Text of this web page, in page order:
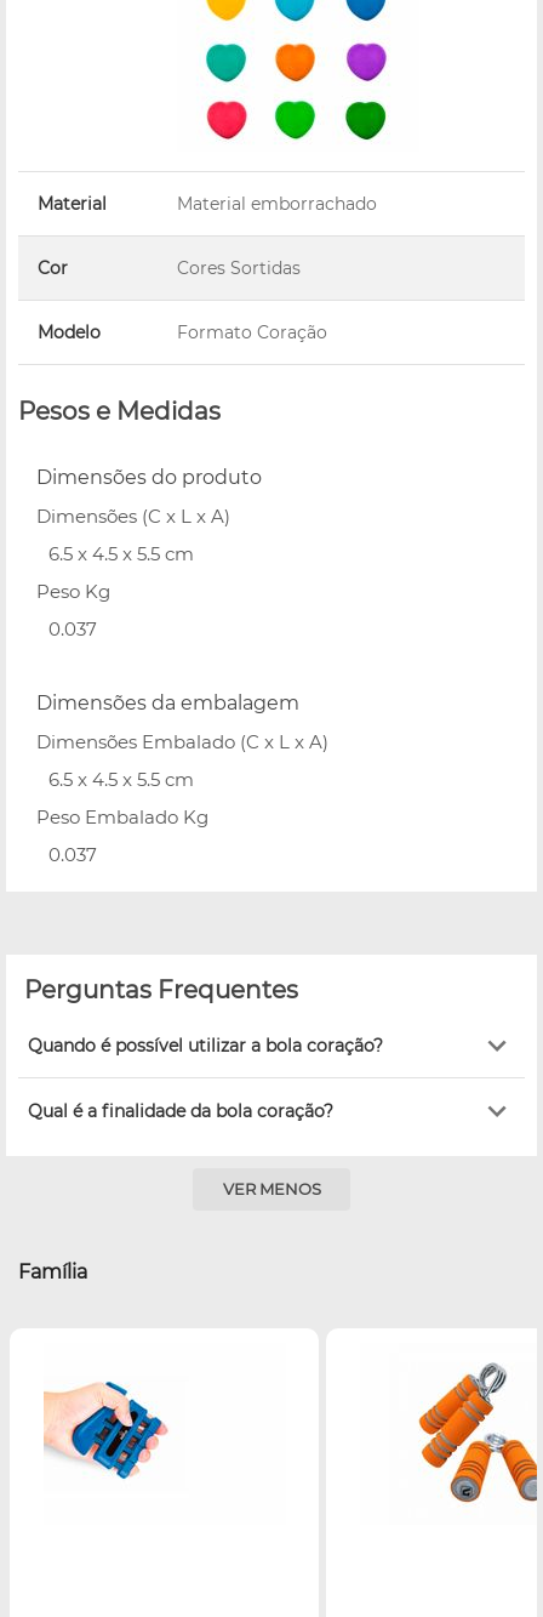
Material Material emborrachado
Cor Cores Sortidas
Modelo Formato Coração
Pesos e Medidas
Dimensões do produto
Dimensões (C x L x A)
6.5 x 4.5 x 5.5 cm
Peso Kg
0.037
Dimensões da embalagem
Dimensões Embalado (C x L x A)
6.5 x 4.5 x 5.5 cm
Peso Embalado Kg
0.037
Perguntas Frequentes
Quando é possível utilizar a bola coração?
Qual é a finalidade da bola coração?
VER MENOS
Família